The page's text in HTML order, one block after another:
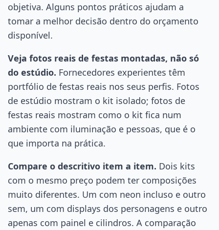
objetiva. Alguns pontos práticos ajudam a
tomar a melhor decisão dentro do orçamento
disponível.
Veja fotos reais de festas montadas, não só
do estúdio. Fornecedores experientes têm
portfólio de festas reais nos seus perfis. Fotos
de estúdio mostram o kit isolado; fotos de
festas reais mostram como o kit fica num
ambiente com iluminação e pessoas, que é o
que importa na prática.
Compare o descritivo item a item. Dois kits
com o mesmo preço podem ter composições
muito diferentes. Um com neon incluso e outro
sem, um com displays dos personagens e outro
apenas com painel e cilindros. A comparação